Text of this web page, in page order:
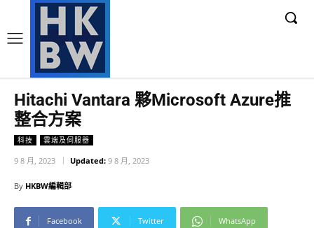
Hitachi Vantara 夥Microsoft Azure推
整合方案
科技 雲端及伺服器
9 8 月, 2023 Updated: 9 8 月, 2023
By HKBW編輯部
Facebook Twitter WhatsApp